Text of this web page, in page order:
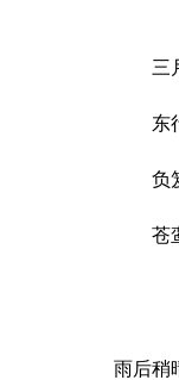
三
东
负
苍
雨后稍